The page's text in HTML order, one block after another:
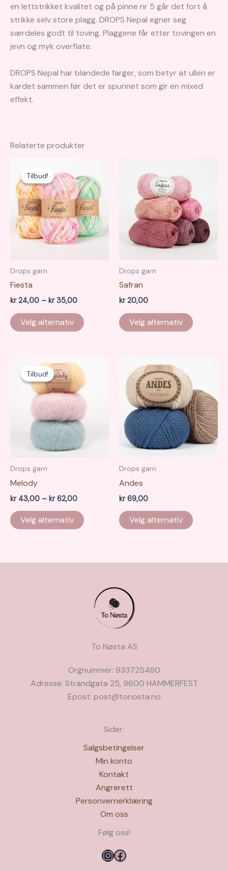
en lettstrikket kvalitet og på pinne nr 5 går det fort å
strikke selv store plagg. DROPS Nepal egner seg
særdeles godt til toving. Plaggene får etter tovingen en
jevn og myk overflate.
DROPS Nepal har blandede farger, som betyr at ullen er
kardet sammen før det er spunnet som gir en mixed
effekt.
Relaterte produkter
Tilbud!
Tilbud!
Drops garn
Fiesta
kr24,00 – kr35,00Prisområde:
til
kr 35,00
Velg alternativ
produktet
Alternativene
på
produktsiden
Drops garn
Safran
kr20,00
Velg alternativ
Tilbud!
Tilbud!
Drops garn
Melody
kr43,00 – kr62,00Prisområde:
til
kr 62,00
Velg alternativ
produktet
varianter.
velges
produktsiden
Drops garn
Andes
kr69,00
Velg alternativ
varianter.
To Nøsta AS
Orgnummer: 933725480
Adresse: Strandgata 25, 9600 HAMMERFEST
Epost: post@tonosta.no
Sider:
Salgsbetingelser
Min konto
Kontakt
Angrerett
Personvernerklæring
Om oss
Følg oss!
Instagram
Facebook